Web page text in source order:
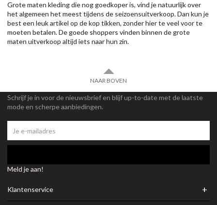
Grote maten kleding die nog goedkoper is, vind je natuurlijk over
het algemeen het meest tijdens de seizoensuitverkoop. Dan kun je
best een leuk artikel op de kop tikken, zonder hier te veel voor te
moeten betalen. De goede shoppers vinden binnen de grote
maten uitverkoop altijd iets naar hun zin.
NAAR BOVEN
Schrijf je in voor de nieuwsbrief en blijf up-to-date met de laatste
mode en scherpe aanbiedingen.
Meld je aan!
Klantenservice +